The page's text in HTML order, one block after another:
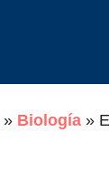
» Biología »